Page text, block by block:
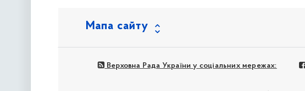
Мапа сайту
Верховна Рада України у соціальних мережах: